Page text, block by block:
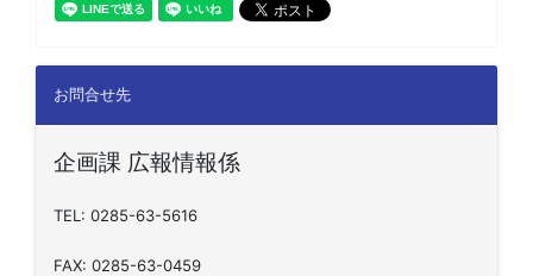
お問合せ先
企画課 広報情報係
TEL: 0285-63-5616
FAX: 0285-63-0459